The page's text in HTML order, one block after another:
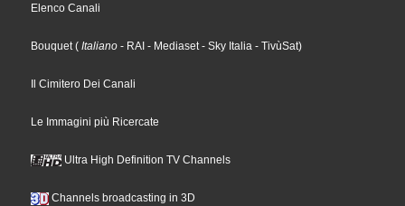
Elenco Canali
Bouquet ( Italiano - RAI - Mediaset - Sky Italia - TivùSat)
Il Cimitero Dei Canali
Le Immagini più Ricercate
Ultra High Definition TV Channels
Channels broadcasting in 3D